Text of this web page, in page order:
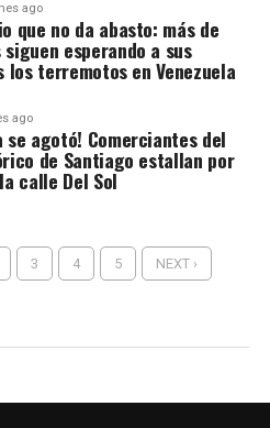
ago
que no da abasto: más de
esperando a sus
terremotos en Venezuela
ago
se agotó! Comerciantes del
de Santiago estallan por
calle Del Sol
3 4 5 NEXT ›